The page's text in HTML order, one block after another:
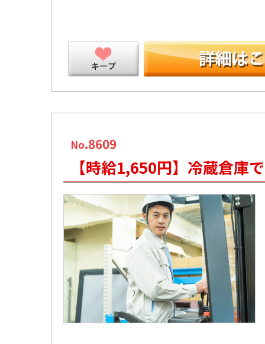
No.8609
【時給1,650円】冷蔵倉庫